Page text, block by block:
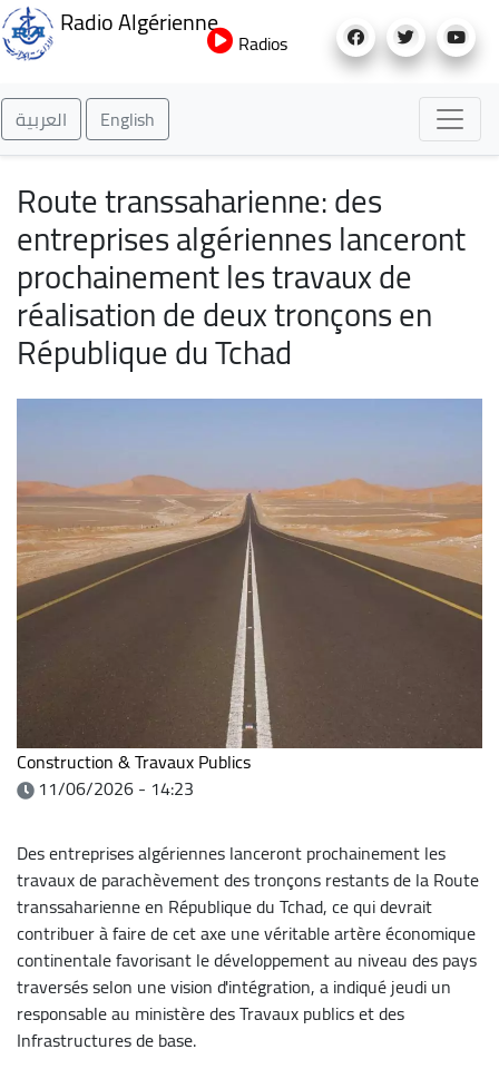
au
Radio Algérienne
Radios
العربية English
Route transsaharienne: des
entreprises algériennes lanceront
prochainement les travaux de
réalisation de deux tronçons en
République du Tchad
Construction & Travaux Publics
11/06/2026 - 14:23
Des entreprises algériennes lanceront prochainement les
travaux de parachèvement des tronçons restants de la Route
transsaharienne en République du Tchad, ce qui devrait
contribuer à faire de cet axe une véritable artère économique
continentale favorisant le développement au niveau des pays
traversés selon une vision d'intégration, a indiqué jeudi un
responsable au ministère des Travaux publics et des
Infrastructures de base.